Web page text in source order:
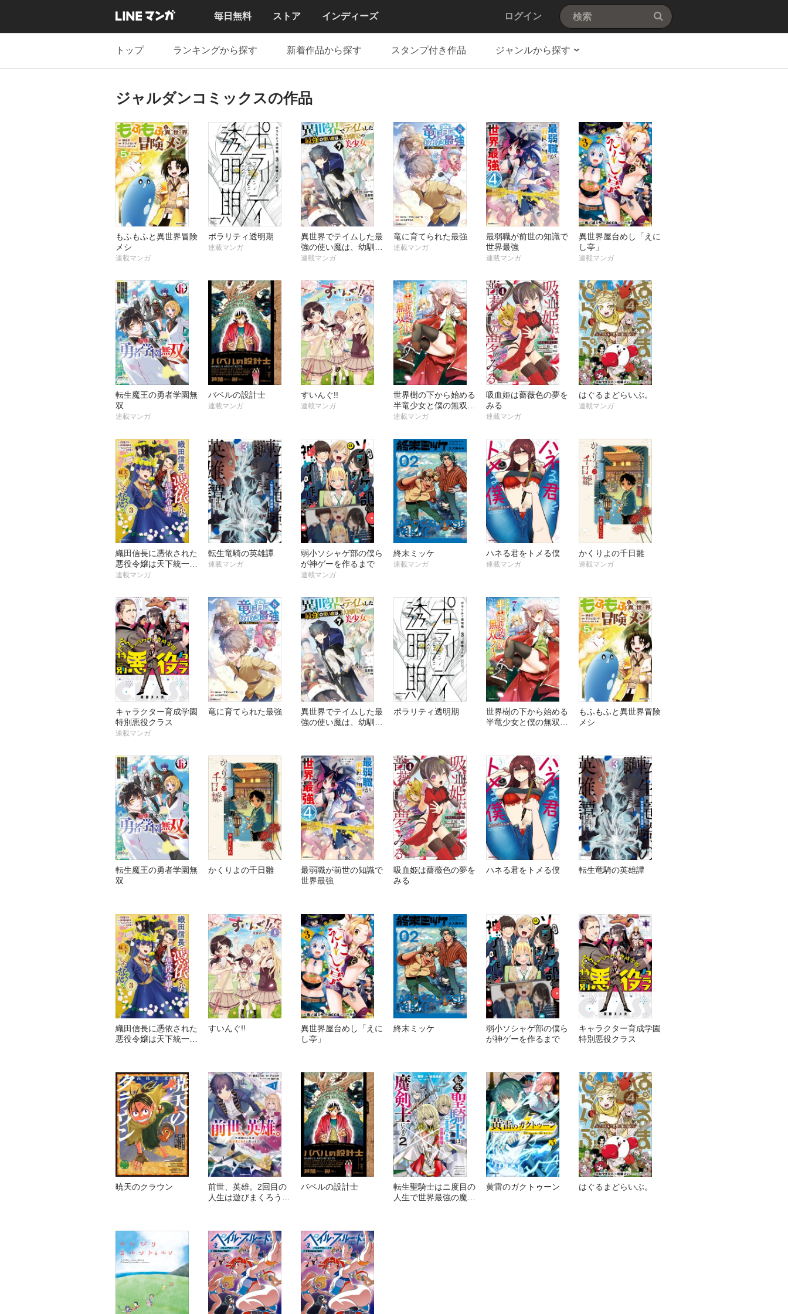
毎日無料 ストア インディーズ ログイン
トップ ランキングから探す 新着作品から探す スタンプ付き作品 ジャンルから探す
ジャルダンコミックスの作品
もふもふと異世界冒険
メシ
連載マンガ
ポラリティ透明期
連載マンガ
異世界でテイムした最
強の使い魔は、幼馴染
の美少女でした
連載マンガ
竜に育てられた最強
連載マンガ
最弱職が前世の知識で
世界最強
連載マンガ
異世界屋台めし「えに
し亭」
連載マンガ
転生魔王の勇者学園無
双
連載マンガ
バベルの設計士
連載マンガ
すいんぐ!!
連載マンガ
世界樹の下から始める
半竜少女と僕の無双ラ
イフ
連載マンガ
吸血姫は薔薇色の夢を
みる
連載マンガ
はぐるまどらいぶ。
連載マンガ
織田信長に憑依された
悪役令嬢は天下統一し
たくない！
連載マンガ
転生竜騎の英雄譚
連載マンガ
弱小ソシャゲ部の僕ら
が神ゲーを作るまで
連載マンガ
終末ミッケ
連載マンガ
ハネる君をトメる僕
連載マンガ
かくりよの千日雛
連載マンガ
キャラクター育成学園
特別悪役クラス
連載マンガ
竜に育てられた最強
異世界でテイムした最
強の使い魔は、幼馴染
ポラリティ透明期
世界樹の下から始める
半竜少女と僕の無双ラ
もふもふと異世界冒険
メシ
転生魔王の勇者学園無
双
かくりよの千日雛
最弱職が前世の知識で
世界最強
吸血姫は薔薇色の夢を
みる
ハネる君をトメる僕 転生竜騎の英雄譚
織田信長に憑依された
悪役令嬢は天下統一し
すいんぐ!!
異世界屋台めし「えに
し亭」
終末ミッケ
弱小ソシャゲ部の僕ら
が神ゲーを作るまで
キャラクター育成学園
特別悪役クラス
暁天のクラウン
前世、英雄。2回目の
人生は遊びまくろうと
バベルの設計士
転生聖騎士はニ度目の
人生で世界最強の魔剣
黄雷のガクトゥーン はぐるまどらいぶ。